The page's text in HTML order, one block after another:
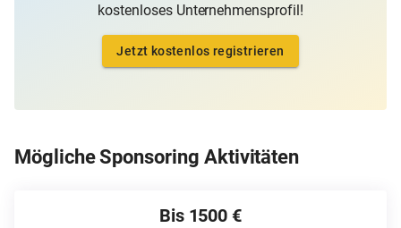
kostenloses Unternehmensprofil!
Jetzt kostenlos registrieren
Mögliche Sponsoring Aktivitäten
Bis 1500 €